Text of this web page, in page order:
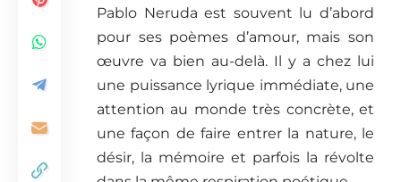
Pablo Neruda est souvent lu d’abord
pour ses poèmes d’amour, mais son
œuvre va bien au-delà. Il y a chez lui
une puissance lyrique immédiate, une
attention au monde très concrète, et
une façon de faire entrer la nature, le
désir, la mémoire et parfois la révolte